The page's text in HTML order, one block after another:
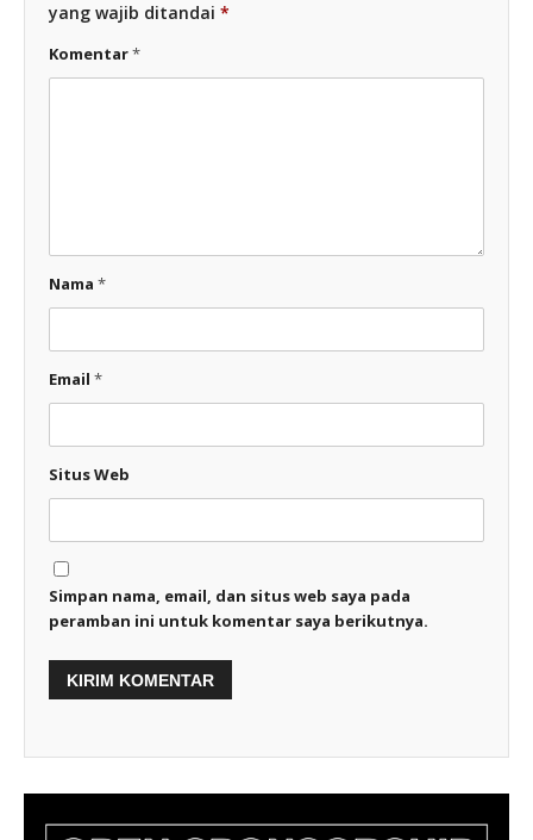
yang wajib ditandai *
Komentar*
Nama *
Email *
Situs Web
Simpan nama, email, dan situs web saya pada
peramban ini untuk komentar saya berikutnya.